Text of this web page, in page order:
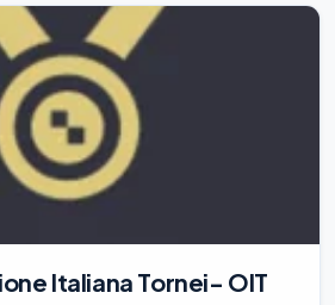
Italiana Tornei- OIT